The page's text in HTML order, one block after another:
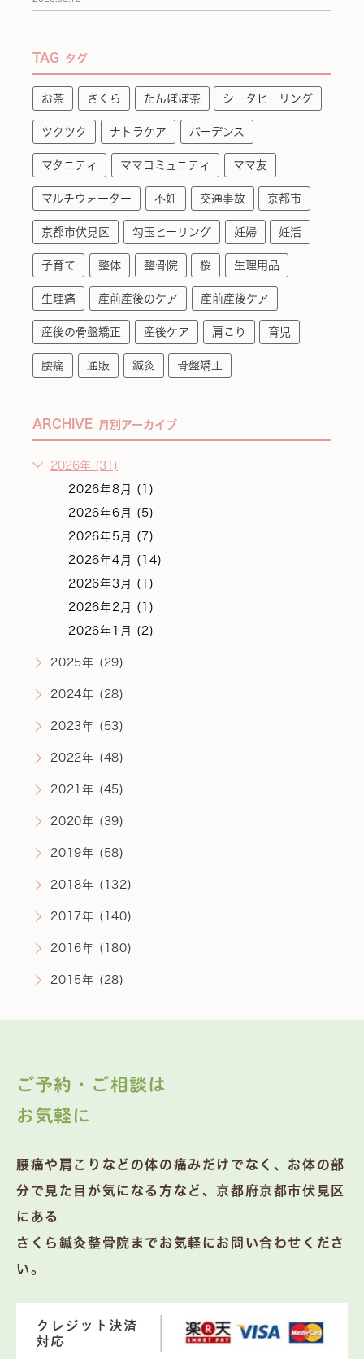
TAG タグ
お茶 さくら たんぽぽ茶 シータヒーリング
ツクツク ナトラケア バーデンス
マタニティ ママコミュニティ ママ友
マルチウォーター 不妊 交通事故 京都市
京都市伏見区 勾玉ヒーリング 妊婦 妊活
子育て 整体 整骨院 桜 生理用品
生理痛 産前産後のケア 産前産後ケア
産後の骨盤矯正 産後ケア 肩こり 育児
腰痛 通販 鍼灸 骨盤矯正
ARCHIVE 月別アーカイブ
2026年 (31)
2026年8月 (1)
2026年6月 (5)
2026年5月 (7)
2026年4月 (14)
2026年3月 (1)
2026年2月 (1)
2026年1月 (2)
2025年 (29)
2024年 (28)
2023年 (53)
2022年 (48)
2021年 (45)
2020年 (39)
2019年 (58)
2018年 (132)
2017年 (140)
2016年 (180)
2015年 (28)
ご予約・ご相談は
お気軽に
腰痛や肩こりなどの体の痛みだけでなく、お体の部
分で見た目が気になる方など、京都府京都市伏見区
にある
さくら鍼灸整骨院までお気軽にお問い合わせくださ
い。